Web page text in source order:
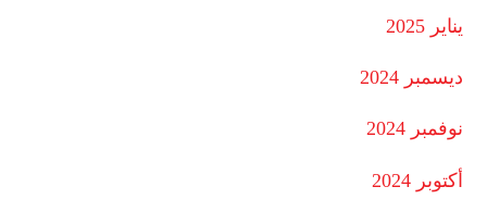
يناير 2025
ديسمبر 2024
نوفمبر 2024
أكتوبر 2024